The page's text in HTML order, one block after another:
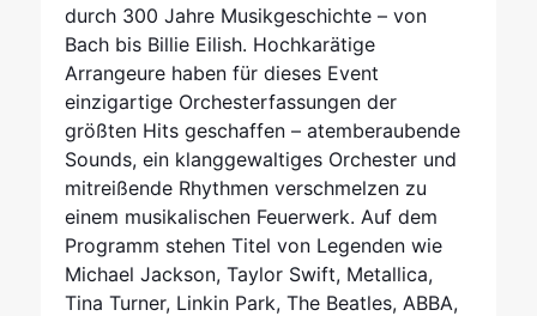
durch 300 Jahre Musikgeschichte – von
Bach bis Billie Eilish. Hochkarätige
Arrangeure haben für dieses Event
einzigartige Orchesterfassungen der
größten Hits geschaffen – atemberaubende
Sounds, ein klanggewaltiges Orchester und
mitreißende Rhythmen verschmelzen zu
einem musikalischen Feuerwerk. Auf dem
Programm stehen Titel von Legenden wie
Michael Jackson, Taylor Swift, Metallica,
Tina Turner, Linkin Park, The Beatles, ABBA,